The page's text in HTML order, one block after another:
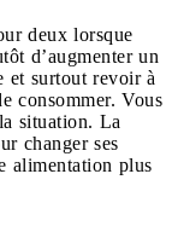
deux lorsque
d’augmenter un
et surtout revoir à
consommer. Vous
situation. La
changer ses
alimentation plus